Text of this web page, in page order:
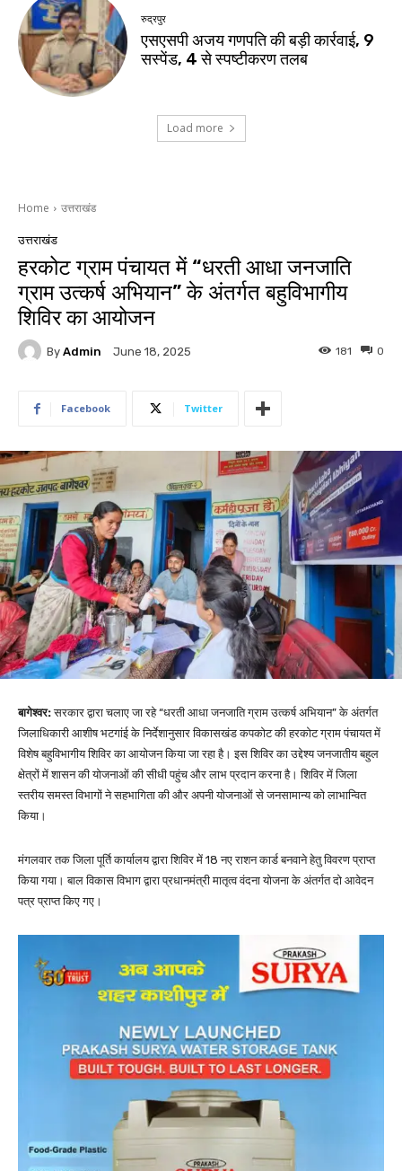
रुद्रपुर
एसएसपी अजय गणपति की बड़ी कार्रवाई, 9
सस्पेंड, 4 से स्पष्टीकरण तलब
Load more